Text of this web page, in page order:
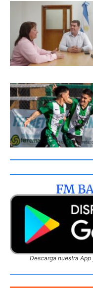
Descarga nuestra